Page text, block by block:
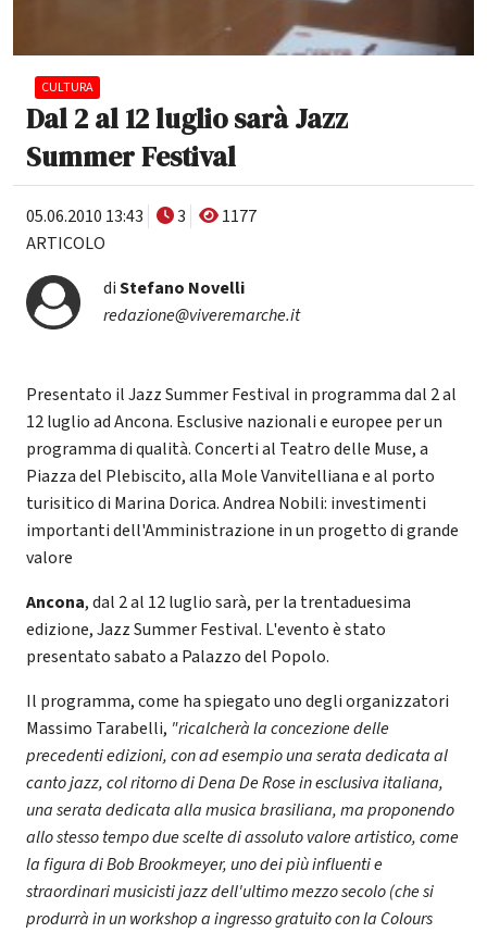
CULTURA
Dal 2 al 12 luglio sarà Jazz
Summer Festival
05.06.2010 13:43 3
1177
ARTICOLO
diStefano Novelli
redazione@viveremarche.it
Presentato il Jazz Summer Festival in programma dal 2 al
12 luglio ad Ancona. Esclusive nazionali e europee per un
programma di qualità. Concerti al Teatro delle Muse, a
Piazza del Plebiscito, alla Mole Vanvitelliana e al porto
turisitico di Marina Dorica. Andrea Nobili: investimenti
importanti dell'Amministrazione in un progetto di grande
valore
Ancona, dal 2 al 12 luglio sarà, per la trentaduesima
edizione, Jazz Summer Festival. L'evento è stato
presentato sabato a Palazzo del Popolo.
Il programma, come ha spiegato uno degli organizzatori
Massimo Tarabelli, "ricalcherà la concezione delle
precedenti edizioni, con ad esempio una serata dedicata al
canto jazz, col ritorno di Dena De Rose in esclusiva italiana,
una serata dedicata alla musica brasiliana, ma proponendo
allo stesso tempo due scelte di assoluto valore artistico, come
la figura di Bob Brookmeyer, uno dei più influenti e
straordinari musicisti jazz dell'ultimo mezzo secolo (che si
produrrà in un workshop a ingresso gratuito con la Colours